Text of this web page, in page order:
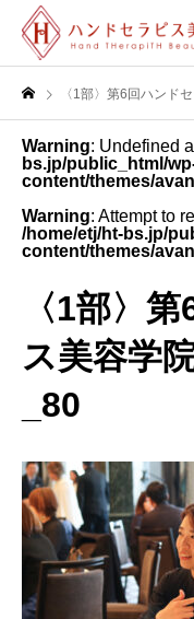
〈1部〉第6回ハンド
Warning: Undefined
bs.jp/public_html/
content/themes/
Warning: Attempt to
/home/etj/ht-bs.jp/
content/themes/
〈1部〉
ス美容学
_80